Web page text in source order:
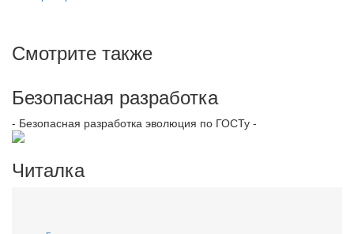
Смотрите также
Безопасная разработка
- Безопасная разработка эволюция по ГОСТу -
Читалка